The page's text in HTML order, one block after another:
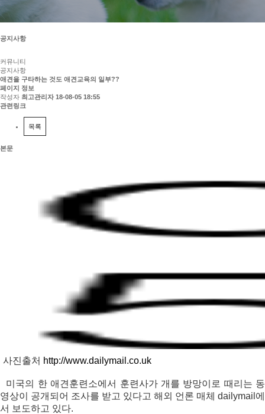
공지사항
커뮤니티
공지사항
애견을 구타하는 것도 애견교육의 일부??
페이지 정보
작성자 최고관리자 18-08-05 18:55
관련링크
목록
본문
사진출처 http://www.dailymail.co.uk
미국의 한 애견훈련소에서 훈련사가 개를 방망이로 때리는 동
영상이 공개되어 조사를 받고 있다고 해외 언론 매체 dailymail에
서 보도하고 있다.